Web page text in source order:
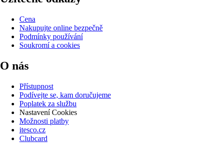
Cena
Nakupujte online bezpečně
Podmínky používání
Soukromí a cookies
O nás
Přístupnost
Podívejte se, kam doručujeme
Poplatek za službu
Nastavení Cookies
Možnosti platby
itesco.cz
Clubcard